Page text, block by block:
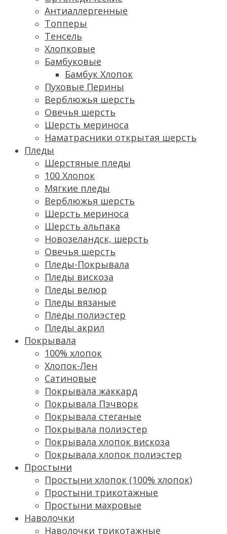
Антиаллергенные
Топперы
Тенсель
Хлопковые
Бамбуковые
Бамбук Хлопок
Пуховые Перины
Верблюжья шерсть
Овечья шерсть
Шерсть мериноса
Наматрасники открытая шерсть
Пледы
Шерстяные пледы
100 Хлопок
Мягкие пледы
Верблюжья шерсть
Шерсть мериноса
Шерсть альпака
Новозеландск, шерсть
Овечья шерсть
Пледы-Покрывала
Пледы вискоза
Пледы велюр
Пледы вязаные
Пледы полиэстер
Пледы акрил
Покрывала
100% хлопок
Хлопок-Лен
Сатиновые
Покрывала жаккард
Покрывала Пэчворк
Покрывала стеганые
Покрывала полиэстер
Покрывала хлопок вискоза
Покрывала хлопок полиэстер
Простыни
Простыни хлопок (100% хлопок)
Простыни трикотажные
Простыни махровые
Наволочки
Наволочки трикотажные